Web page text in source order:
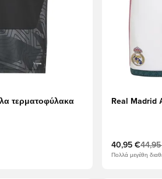
τερματοφύλακα
Real Madrid
40,95 €
Πολλά μεγέθη